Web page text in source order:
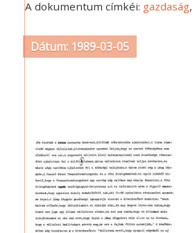
A dokumentum címkéi: gazdaság,
Dátum: 1989-03-05